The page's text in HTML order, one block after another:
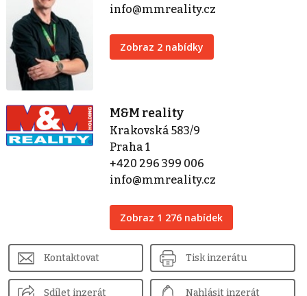
info@mmreality.cz
Zobraz 2 nabídky
M&M reality
Krakovská 583/9
Praha 1
+420 296 399 006
info@mmreality.cz
Zobraz 1 276 nabídek
Kontaktovat Tisk inzerátu
Sdílet inzerát Nahlásit inzerát